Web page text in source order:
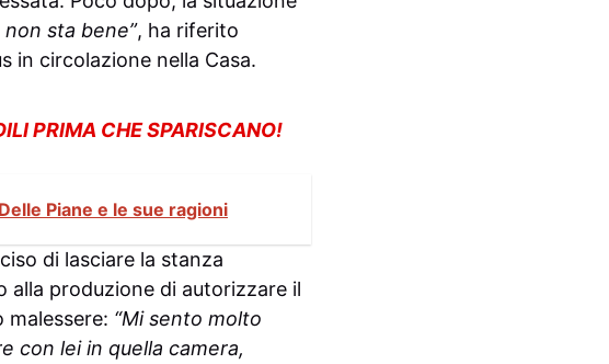
sta bene”, ha riferito
in circolazione nella Casa.
PRIMA CHE SPARISCANO!
Piane e le sue ragioni
di lasciare la stanza
alla produzione di autorizzare il
“Mi sento molto
con lei in quella camera,